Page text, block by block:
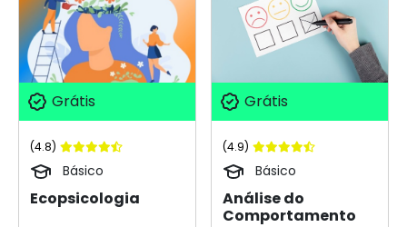
Grátis
(4.8)
Básico
Ecopsicologia
Grátis
(4.9)
Básico
Análise do
Comportamento